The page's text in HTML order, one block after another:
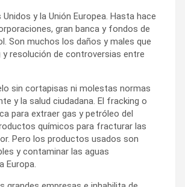
y la Unión Europea. Hasta hace
gran banca y fondos de
Son muchos los daños y males que
resolución de controversias entre
sin cortapisas ni molestas normas
y la salud ciudadana. El fracking o
para extraer gas y petróleo del
químicos para fracturar las
Pero los productos usados son
y contaminar las aguas
Europa.